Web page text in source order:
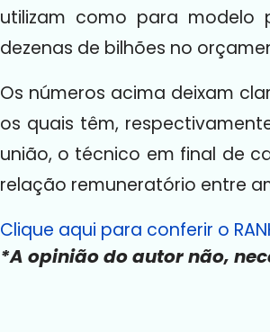
utilizam como para modelo
dezenas de bilhões no
Os números acima deixam
os quais têm,
união, o técnico em final de
relação remuneratório entre
Clique aqui para conferir o
*A opinião do autor não,